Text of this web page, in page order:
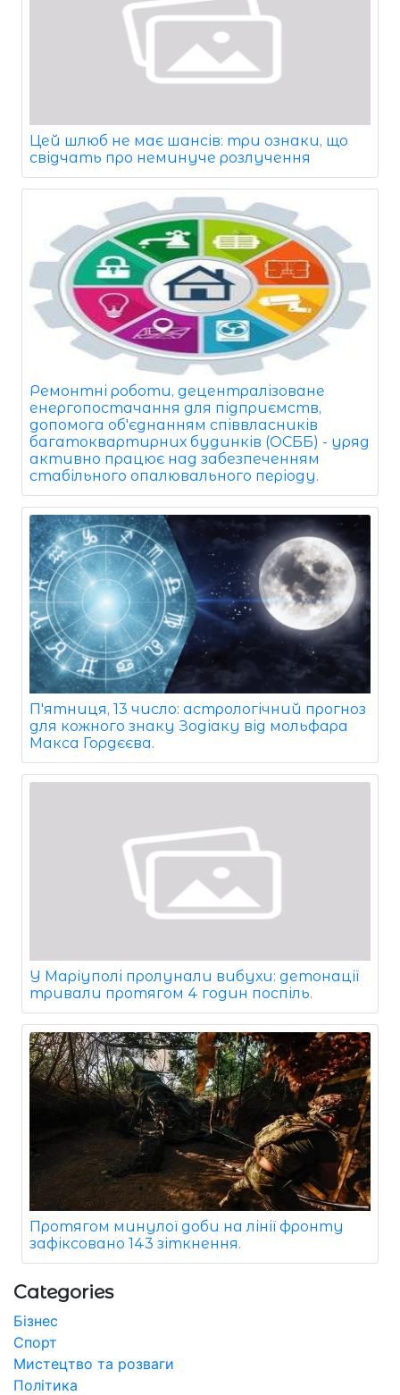
Цей шлюб не має шансів: три ознаки, що
свідчать про неминуче розлучення
Ремонтні роботи, децентралізоване
енергопостачання для підприємств,
допомога об'єднанням співвласників
багатоквартирних будинків (ОСББ) - уряд
активно працює над забезпеченням
стабільного опалювального періоду.
П'ятниця, 13 число: астрологічний прогноз
для кожного знаку Зодіаку від мольфара
Макса Гордєєва.
У Маріуполі пролунали вибухи: детонації
тривали протягом 4 годин поспіль.
Протягом минулої доби на лінії фронту
зафіксовано 143 зіткнення.
Categories
Бізнес
Спорт
Мистецтво та розваги
Політика